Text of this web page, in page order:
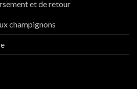
et de retour
champignons